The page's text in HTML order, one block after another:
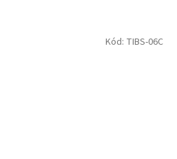
Kód: TIBS-06C